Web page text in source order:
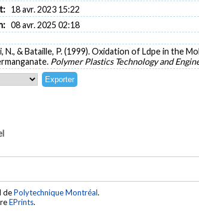
18 avr. 2023 15:22
08 avr. 2025 02:18
N., & Bataille, P. (1999). Oxidation of Ldpe in the
Polymer Plastics Technology and
dePolytechnique Montréal.
EPrints.